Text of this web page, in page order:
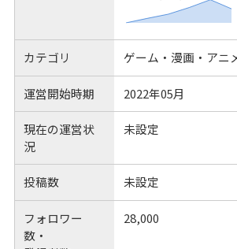
カテゴリ ゲーム・漫画・アニ
運営開始時期 2022年05月
現在の運営状
況
未設定
投稿数 未設定
フォロワー
数・
28,000